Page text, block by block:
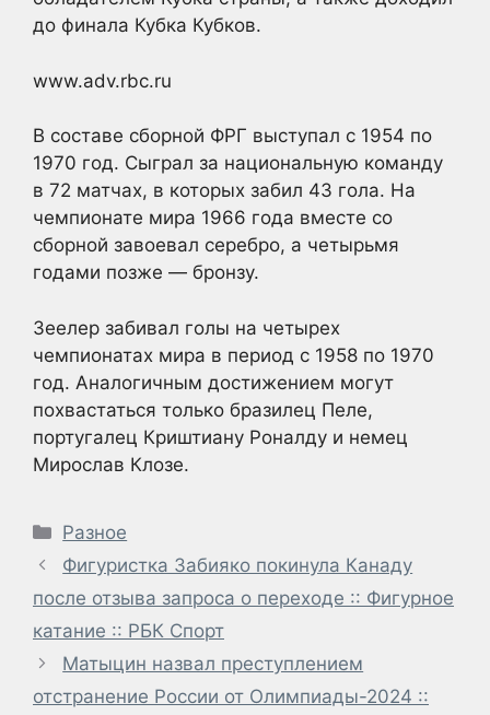
до финала Кубка Кубков.
www.adv.rbc.ru
В составе сборной ФРГ выступал с 1954 по
1970 год. Сыграл за национальную команду
в 72 матчах, в которых забил 43 гола. На
чемпионате мира 1966 года вместе со
сборной завоевал серебро, а четырьмя
годами позже — бронзу.
Зеелер забивал голы на четырех
чемпионатах мира в период с 1958 по 1970
год. Аналогичным достижением могут
похвастаться только бразилец Пеле,
португалец Криштиану Роналду и немец
Мирослав Клозе.
Рубрики
Разное
Фигуристка Забияко покинула Канаду
после отзыва запроса о переходе :: Фигурное
катание :: РБК Спорт
Матыцин назвал преступлением
отстранение России от Олимпиады-2024 ::